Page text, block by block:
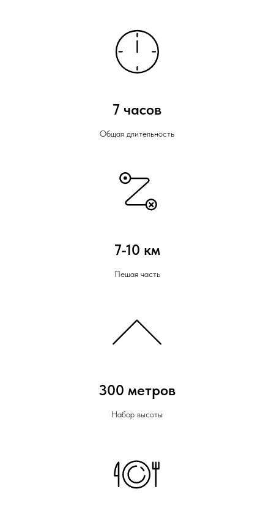
7 часов
Общая длительность
7-10 км
Пешая часть
300 метров
Набор высоты